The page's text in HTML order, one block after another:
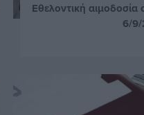
Εθελοντική
6/